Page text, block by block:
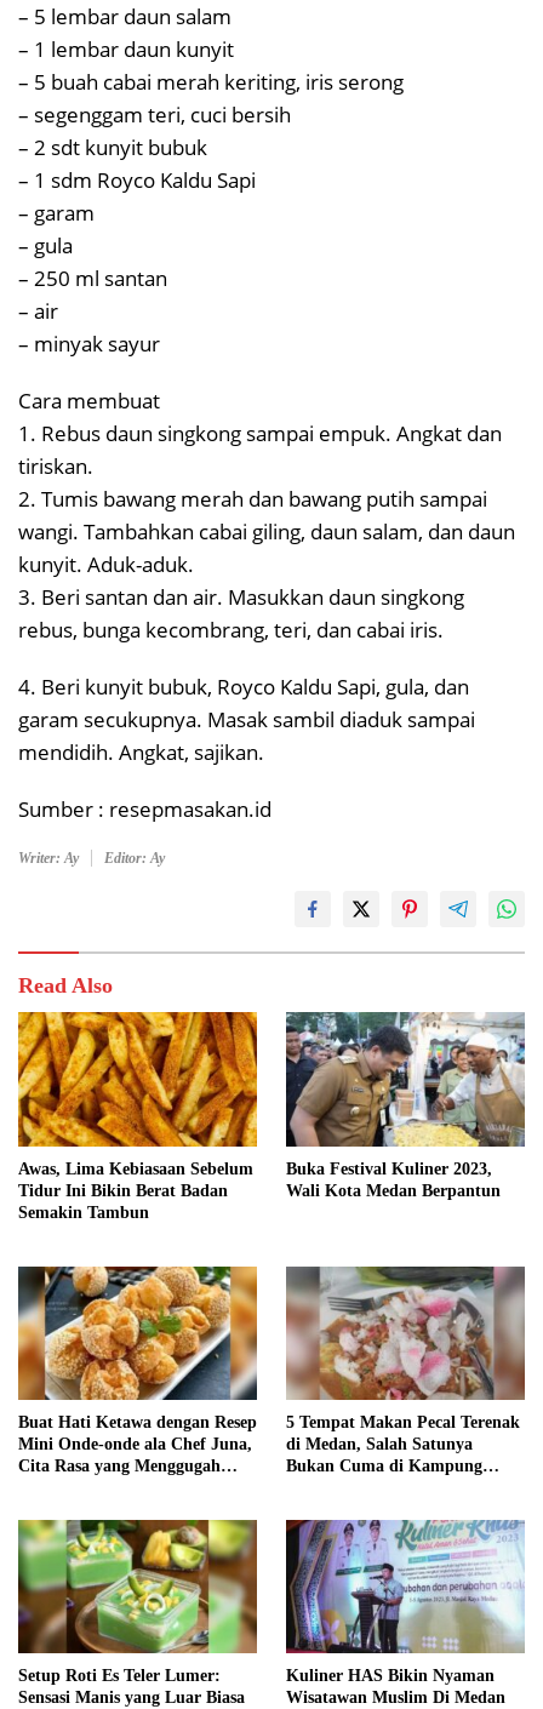
– 5 lembar daun salam
– 1 lembar daun kunyit
– 5 buah cabai merah keriting, iris serong
– segenggam teri, cuci bersih
– 2 sdt kunyit bubuk
– 1 sdm Royco Kaldu Sapi
– garam
– gula
– 250 ml santan
– air
– minyak sayur
Cara membuat
1. Rebus daun singkong sampai empuk. Angkat dan
tiriskan.
2. Tumis bawang merah dan bawang putih sampai
wangi. Tambahkan cabai giling, daun salam, dan daun
kunyit. Aduk-aduk.
3. Beri santan dan air. Masukkan daun singkong
rebus, bunga kecombrang, teri, dan cabai iris.
4. Beri kunyit bubuk, Royco Kaldu Sapi, gula, dan
garam secukupnya. Masak sambil diaduk sampai
mendidih. Angkat, sajikan.
Sumber : resepmasakan.id
Writer: Ay Editor: Ay
Read Also
Awas, Lima Kebiasaan Sebelum
Tidur Ini Bikin Berat Badan
Semakin Tambun
Buka Festival Kuliner 2023,
Wali Kota Medan Berpantun
Buat Hati Ketawa dengan Resep
Mini Onde-onde ala Chef Juna,
Cita Rasa yang Menggugah
5 Tempat Makan Pecal Terenak
di Medan, Salah Satunya
Bukan Cuma di Kampung
Setup Roti Es Teler Lumer:
Sensasi Manis yang Luar Biasa
Kuliner HAS Bikin Nyaman
Wisatawan Muslim Di Medan